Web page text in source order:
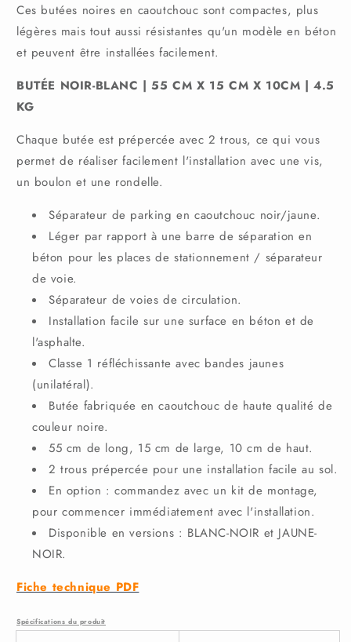
Ces butées noires en caoutchouc sont compactes, plus
légères mais tout aussi résistantes qu'un modèle en béton
et peuvent être installées facilement.
BUTÉE NOIR-BLANC | 55 CM X 15 CM X 10CM | 4.5
KG
Chaque butée est prépercée avec 2 trous, ce qui vous
permet de réaliser facilement l'installation avec une vis,
un boulon et une rondelle.
Séparateur de parking en caoutchouc noir/jaune.
Léger par rapport à une barre de séparation en
béton pour les places de stationnement / séparateur
de voie.
Séparateur de voies de circulation.
Installation facile sur une surface en béton et de
l'asphalte.
Classe 1 réfléchissante avec bandes jaunes
(unilatéral).
Butée fabriquée en caoutchouc de haute qualité de
couleur noire.
55 cm de long, 15 cm de large, 10 cm de haut.
2 trous prépercée pour une installation facile au sol.
En option : commandez avec un kit de montage,
pour commencer immédiatement avec l'installation.
Disponible en versions : BLANC-NOIR et JAUNE-
NOIR.
Fiche technique PDF
Spécifications du produit